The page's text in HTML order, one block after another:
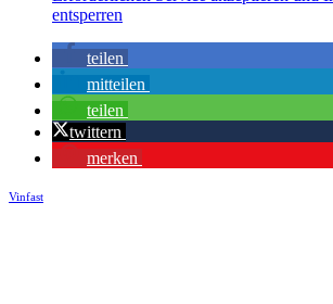
entsperren
teilen
mitteilen
teilen
twittern
merken
Vinfast